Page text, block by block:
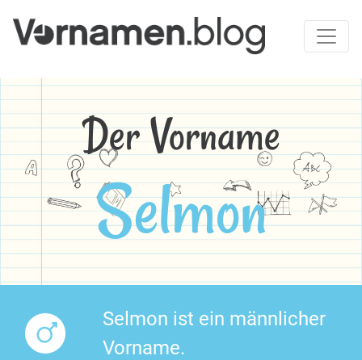
Der Vorname
Selmon
Selmon ist ein männlicher
Vorname.